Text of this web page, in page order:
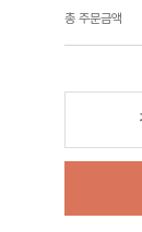
총 주문금액